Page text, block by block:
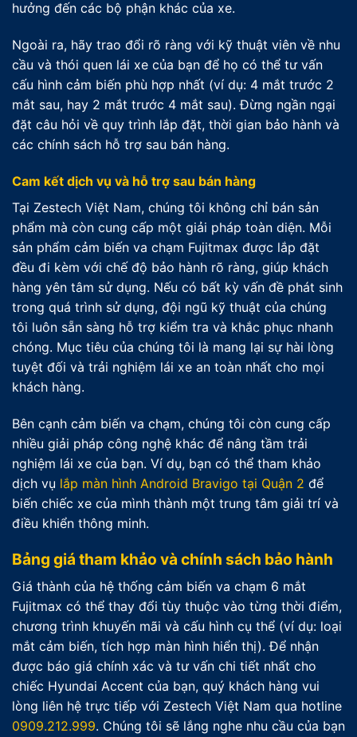
hưởng đến các bộ phận khác của xe.
Ngoài ra, hãy trao đổi rõ ràng với kỹ thuật viên về nhu
cầu và thói quen lái xe của bạn để họ có thể tư vấn
cấu hình cảm biến phù hợp nhất (ví dụ: 4 mắt trước 2
mắt sau, hay 2 mắt trước 4 mắt sau). Đừng ngần ngại
đặt câu hỏi về quy trình lắp đặt, thời gian bảo hành và
các chính sách hỗ trợ sau bán hàng.
Cam kết dịch vụ và hỗ trợ sau bán hàng
Tại Zestech Việt Nam, chúng tôi không chỉ bán sản
phẩm mà còn cung cấp một giải pháp toàn diện. Mỗi
sản phẩm cảm biến va chạm Fujitmax được lắp đặt
đều đi kèm với chế độ bảo hành rõ ràng, giúp khách
hàng yên tâm sử dụng. Nếu có bất kỳ vấn đề phát sinh
trong quá trình sử dụng, đội ngũ kỹ thuật của chúng
tôi luôn sẵn sàng hỗ trợ kiểm tra và khắc phục nhanh
chóng. Mục tiêu của chúng tôi là mang lại sự hài lòng
tuyệt đối và trải nghiệm lái xe an toàn nhất cho mọi
khách hàng.
Bên cạnh cảm biến va chạm, chúng tôi còn cung cấp
nhiều giải pháp công nghệ khác để nâng tầm trải
nghiệm lái xe của bạn. Ví dụ, bạn có thể tham khảo
dịch vụ lắp màn hình Android Bravigo tại Quận 2 để
biến chiếc xe của mình thành một trung tâm giải trí và
điều khiển thông minh.
Bảng giá tham khảo và chính sách bảo hành
Giá thành của hệ thống cảm biến va chạm 6 mắt
Fujitmax có thể thay đổi tùy thuộc vào từng thời điểm,
chương trình khuyến mãi và cấu hình cụ thể (ví dụ: loại
mắt cảm biến, tích hợp màn hình hiển thị). Để nhận
được báo giá chính xác và tư vấn chi tiết nhất cho
chiếc Hyundai Accent của bạn, quý khách hàng vui
lòng liên hệ trực tiếp với Zestech Việt Nam qua hotline
0909.212.999. Chúng tôi sẽ lắng nghe nhu cầu của bạn